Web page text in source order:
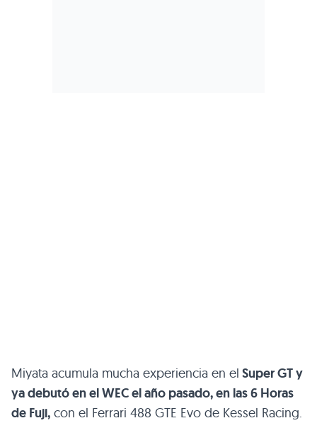
Miyata acumula mucha experiencia en el Super GT y
ya debutó en el WEC el año pasado, en las 6 Horas
de Fuji, con el Ferrari 488 GTE Evo de Kessel Racing.